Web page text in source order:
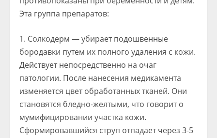
Эта группа препаратов:
Солкодерм — убирает подошвенные
бородавки путем их полного удаления с кожи.
Действует непосредственно на очаг
патологии. После нанесения медикамента
изменяется цвет обработанных тканей. Они
становятся бледно-желтыми, что говорит о
мумифицировании участка кожи.
Сформировавшийся струп отпадает через 3-5